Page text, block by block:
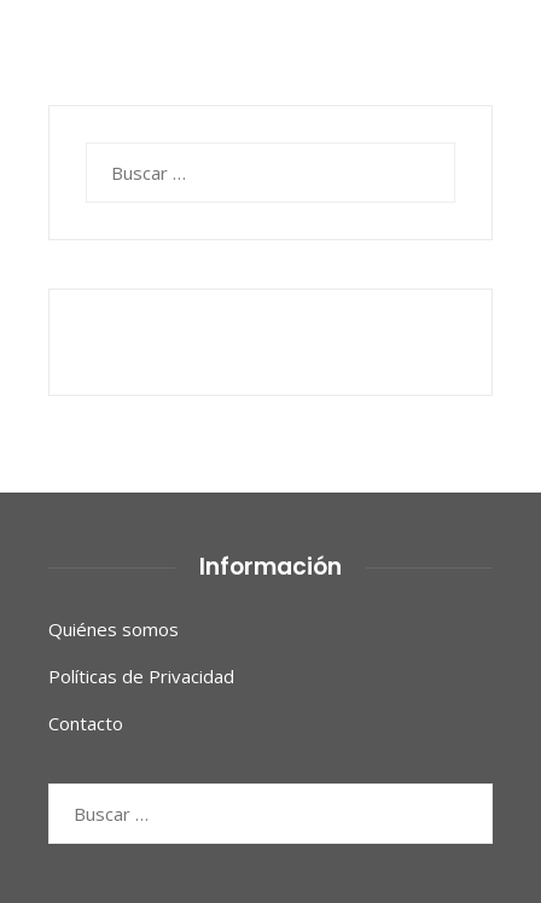
Información
Quiénes somos
Políticas de Privacidad
Contacto